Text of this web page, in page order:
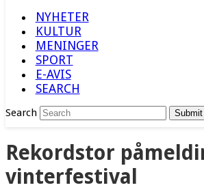
NYHETER
KULTUR
MENINGER
SPORT
E-AVIS
SEARCH
Search Submit
Rekordstor
vinterfestival